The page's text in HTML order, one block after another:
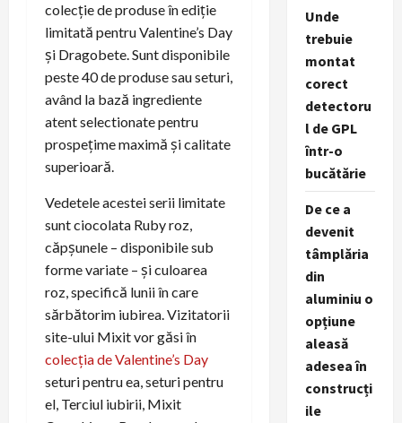
colecție de produse în ediție
limitată pentru Valentine’s Day
și Dragobete. Sunt disponibile
peste 40 de produse sau seturi,
având la bază ingrediente
atent selectionate pentru
prospețime maximă și calitate
superioară.
Vedetele acestei serii limitate
sunt ciocolata Ruby roz,
căpșunele – disponibile sub
forme variate – și culoarea
roz, specifică lunii în care
sărbătorim iubirea. Vizitatorii
site-ului Mixit vor găsi în
colecția de Valentine’s Day
seturi pentru ea, seturi pentru
el, Terciul iubirii, Mixit
Unde
trebuie
montat
corect
detectoru
l de GPL
într-o
bucătărie
De ce a
devenit
tâmplăria
din
aluminiu o
opțiune
aleasă
adesea în
construcți
ile